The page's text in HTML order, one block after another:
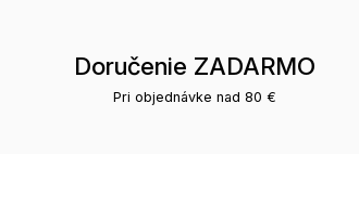
Doručenie ZADARMO
Pri objednávke nad 80 €